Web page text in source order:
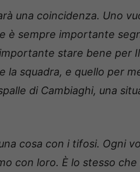
una coincidenza. Uno
è sempre importante
stare bene per
la squadra, e quello per
di Cambiaghi, una
cosa con i tifosi. Ogni
con loro. È lo stesso